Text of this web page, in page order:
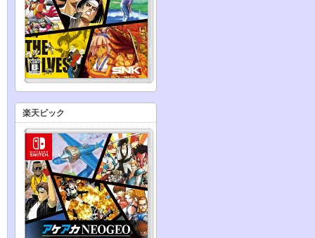
楽天ビック